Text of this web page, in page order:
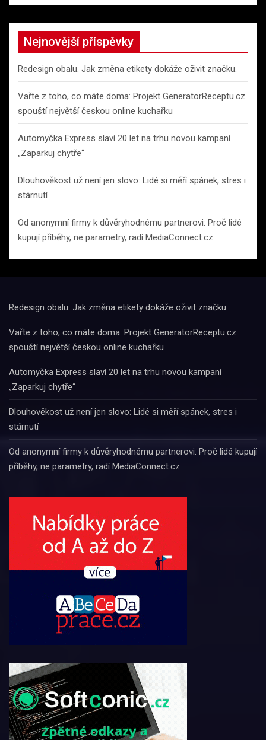
a
r
h
Nejnovější příspěvky
Redesign obalu. Jak změna etikety dokáže oživit značku.
Vařte z toho, co máte doma: Projekt GeneratorReceptu.cz
spouští největší českou online kuchařku
Automyčka Express slaví 20 let na trhu novou kampaní
„Zaparkuj chytře“
Dlouhověkost už není jen slovo: Lidé si měří spánek, stres i
stárnutí
Od anonymní firmy k důvěryhodnému partnerovi: Proč lidé
kupují příběhy, ne parametry, radí MediaConnect.cz
Redesign obalu. Jak změna etikety dokáže oživit značku.
Vařte z toho, co máte doma: Projekt GeneratorReceptu.cz
spouští největší českou online kuchařku
Automyčka Express slaví 20 let na trhu novou kampaní
„Zaparkuj chytře“
Dlouhověkost už není jen slovo: Lidé si měří spánek, stres i
stárnutí
Od anonymní firmy k důvěryhodnému partnerovi: Proč lidé kupují
příběhy, ne parametry, radí MediaConnect.cz